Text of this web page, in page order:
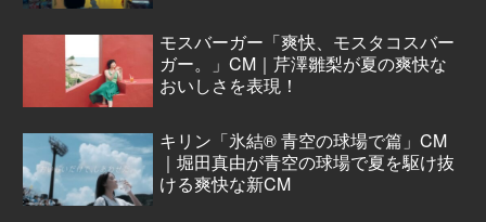
モスバーガー「爽快、モスタコスバー
ガー。」CM｜芹澤雛梨が夏の爽快な
おいしさを表現！
キリン「氷結® 青空の球場で篇」CM
｜堀田真由が青空の球場で夏を駆け抜
ける爽快な新CM